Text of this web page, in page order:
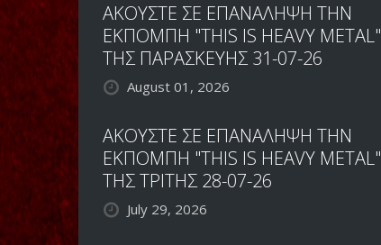
ΑΚΟΥΣΤΕ ΣΕ ΕΠΑΝΑΛΗΨΗ ΤΗΝ
ΕΚΠΟΜΠΗ "THIS IS HEAVY METAL"
ΤΗΣ ΠΑΡΑΣΚΕΥΗΣ 31-07-26
August 01, 2026
ΑΚΟΥΣΤΕ ΣΕ ΕΠΑΝΑΛΗΨΗ ΤΗΝ
ΕΚΠΟΜΠΗ "THIS IS HEAVY METAL"
ΤΗΣ ΤΡΙΤΗΣ 28-07-26
July 29, 2026